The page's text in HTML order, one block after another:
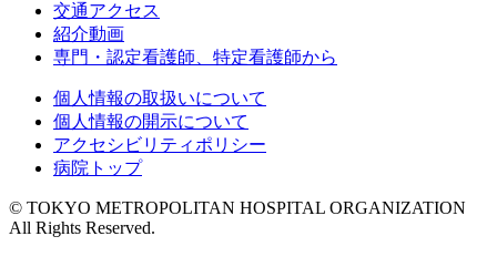
交通アクセス
紹介動画
専門・認定看護師、特定看護師から
個人情報の取扱いについて
個人情報の開示について
アクセシビリティポリシー
病院トップ
© TOKYO METROPOLITAN HOSPITAL ORGANIZATION
All Rights Reserved.